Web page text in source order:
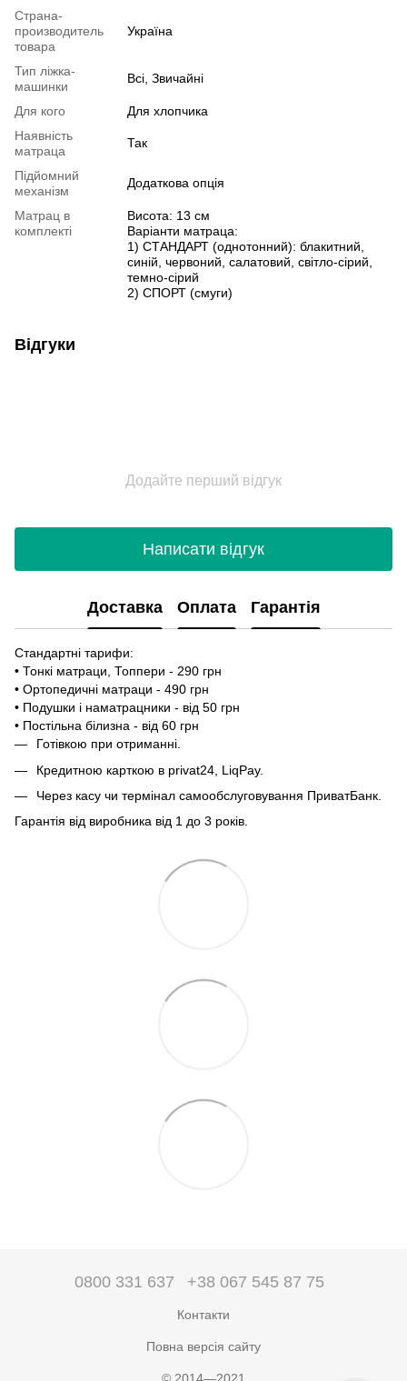
Страна-
производитель
товара
Україна
Тип ліжка-
машинки
Всі, Звичайні
Для кого
Для хлопчика
Наявність
матраца
Так
Підйомний
механізм
Додаткова опція
Матрац в
комплекті
Висота: 13 см
Варіанти матраца:
1) СТАНДАРТ (однотонний): блакитний,
синій, червоний, салатовий, світло-сірий,
темно-сірий
2) СПОРТ (смуги)
Відгуки
Додайте перший відгук
Написати відгук
Доставка Оплата Гарантія
Стандартні тарифи:
• Тонкі матраци, Топпери - 290 грн
• Ортопедичні матраци - 490 грн
• Подушки і наматрацники - від 50 грн
• Постільна білизна - від 60 грн
Готівкою при отриманні.
Кредитною карткою в privat24, LiqPay.
Через касу чи термінал самообслуговування ПриватБанк.
Гарантія від виробника від 1 до 3 років.
0800 331 637 +38 067 545 87 75
Контакти
Повна версія сайту
© 2014—2021